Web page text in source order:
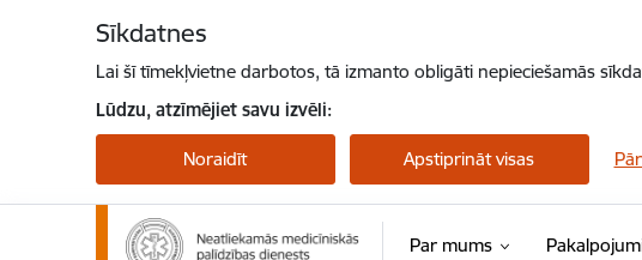
Sīkdatnes
Lai šī tīmekļvietne darbotos, tā izmanto obligāti nepieciešamās
Lūdzu, atzīmējiet savu izvēli:
Noraidīt Apstiprināt visas
Par mums